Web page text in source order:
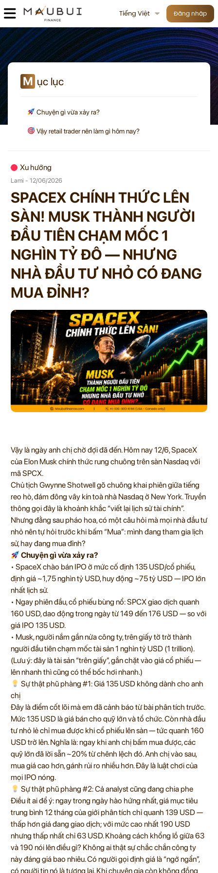
Tiếng Việt Đăng nhập
M ục lục
Chuyện gì vừa xảy ra?
Vậy retail trader nên làm gì hôm nay?
Xu hướng
Lami - 12/06/2026
SPACEX CHÍNH THỨC LÊN
SÀN! MUSK THÀNH NGƯỜI
ĐẦU TIÊN CHẠM MỐC 1
NGHÌN TỶ ĐÔ — NHƯNG
NHÀ ĐẦU TƯ NHỎ CÓ ĐANG
MUA ĐỈNH?
Vậy là ngày anh chị chờ đợi đã đến. Hôm nay 12/6, SpaceX
của Elon Musk chính thức rung chuông trên sàn Nasdaq với
mã SPCX.
Chủ tịch Gwynne Shotwell gõ chuông khai phiên giữa tiếng
reo hò, đám đông vây kín toà nhà Nasdaq ở New York. Truyền
thông gọi đây là khoảnh khắc “viết lại lịch sử tài chính”.
Nhưng đằng sau pháo hoa, có một câu hỏi mà mọi nhà đầu tư
nhỏ nên tự hỏi trước khi bấm “Mua”: mình đang tham gia lịch
sử, hay đang mua đỉnh?
Chuyện gì vừa xảy ra?
• SpaceX chào bán IPO ở mức cố định 135 USD/cổ phiếu,
định giá ~1,75 nghìn tỷ USD, huy động ~75 tỷ USD — IPO lớn
nhất lịch sử.
• Ngay phiên đầu, cổ phiếu bùng nổ: SPCX giao dịch quanh
160 USD, dao động trong ngày từ 149 đến 176 USD — so với
giá IPO 135 USD.
• Musk, người nắm gần nửa công ty, trên giấy tờ trở thành
người đầu tiên chạm mốc tài sản 1 nghìn tỷ USD (1 trillion).
(Lưu ý: đây là tài sản “trên giấy”, gắn chặt vào giá cổ phiếu —
lên nhanh thì cũng có thể bốc hơi nhanh.)
Sự thật phũ phàng #1: Giá 135 USD không dành cho anh
chị
Đây là điểm cốt lõi mà em đã cảnh báo từ bài phân tích trước.
Mức 135 USD là giá bán cho quỹ lớn và tổ chức. Còn nhà đầu
tư nhỏ lẻ chỉ mua được khi cổ phiếu lên sàn — tức quanh 160
USD trở lên. Nghĩa là: ngay khi anh chị bấm mua được, các
quỹ lớn đã lời sẵn ~20% từ chênh lệch đó. Anh chị vào sau,
mua giá cao hơn, gánh rủi ro nhiều hơn. Đây là luật chơi của
mọi IPO nóng.
Sự thật phũ phàng #2: Cả analyst cũng đang chia phe
Điều ít ai để ý: ngay trong ngày hào hứng nhất, giá mục tiêu
trung bình 12 tháng của giới phân tích chỉ quanh 139 USD —
thấp hơn giá đang giao dịch; với mức cao nhất 190 USD
nhưng thấp nhất chỉ 63 USD. Khoảng cách khổng lồ giữa 63
và 190 nói lên điều gì? Không ai thật sự chắc chắn công ty
này đáng giá bao nhiêu. Có người gọi định giá là “ngớ ngẩn”,
có người tin nó là tương lai. Khi chuyên gia còn không đồng